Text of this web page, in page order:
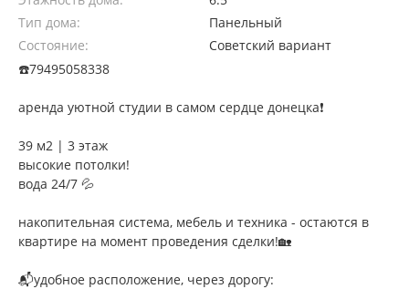
Тип дома:
Панельный
Состояние:
Советский вариант
☎️79495058338
аренда уютной студии в самом сердце донецка❗️
39 м2 | 3 этаж
высокие потолки!
вода 24/7 💦
накопительная система, мебель и техника - остаются в
квартире на момент проведения сделки!🏡
📬удобное расположение, через дорогу: